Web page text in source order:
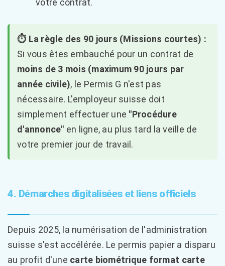
votre contrat.
⏱️ La règle des 90 jours (Missions courtes) :
Si vous êtes embauché pour un contrat de
moins de 3 mois (maximum 90 jours par
année civile), le Permis G n'est pas
nécessaire. L'employeur suisse doit
simplement effectuer une "Procédure
d'annonce" en ligne, au plus tard la veille de
votre premier jour de travail.
4. Démarches digitalisées et liens officiels
Depuis 2025, la numérisation de l'administration
suisse s'est accélérée. Le permis papier a disparu
au profit d'une carte biométrique format carte